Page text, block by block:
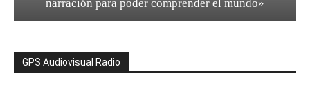
narración para poder comprender el mundo»
GPS Audiovisual Radio